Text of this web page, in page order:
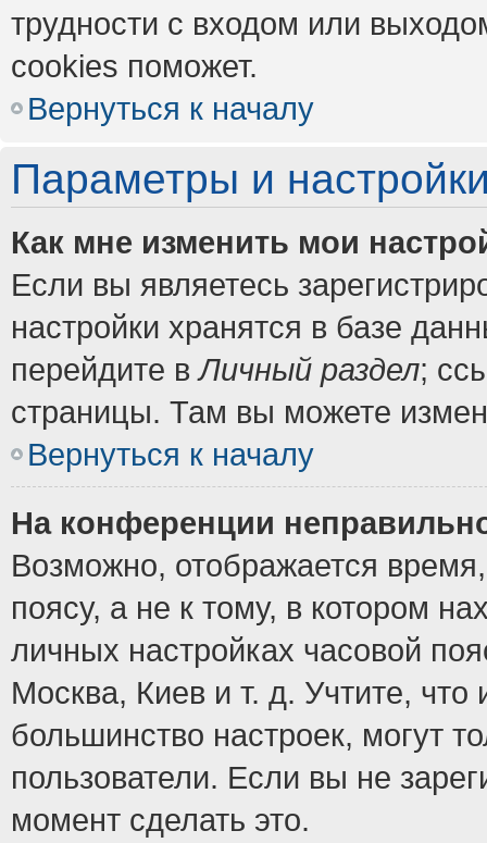
трудности с входом или
cookies поможет.
Вернуться к началу
Параметры и
Как мне изменить мои
Если вы являетесь
настройки хранятся в базе
перейдите вЛичный раздел;
страницы. Там вы можете
Вернуться к началу
На конференции
Возможно, отображается
поясу, а не к тому, в котором
личных настройках часовой
Москва, Киев и т. д. Учтите, что
большинство настроек, могут
пользователи. Если вы не
момент сделать это.